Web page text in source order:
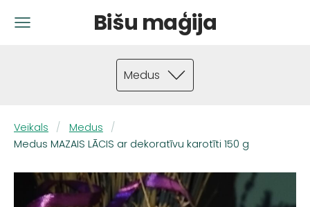
Bišu maģija
Medus
Veikals
Medus
Medus MAZAIS LĀCIS ar dekoratīvu karotīti 150 g